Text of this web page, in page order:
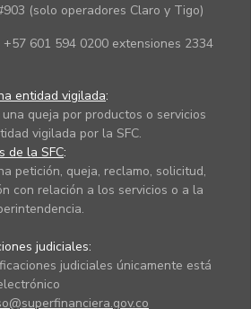
(solo operadores Claro y Tigo)
+57 601 594 0200 extensiones 2334
entidad vigilada:
queja por productos o servicios
vigilada por la SFC.
de la SFC:
petición, queja, reclamo, solicitud,
con relación a los servicios o a la
judiciales:
judiciales únicamente está